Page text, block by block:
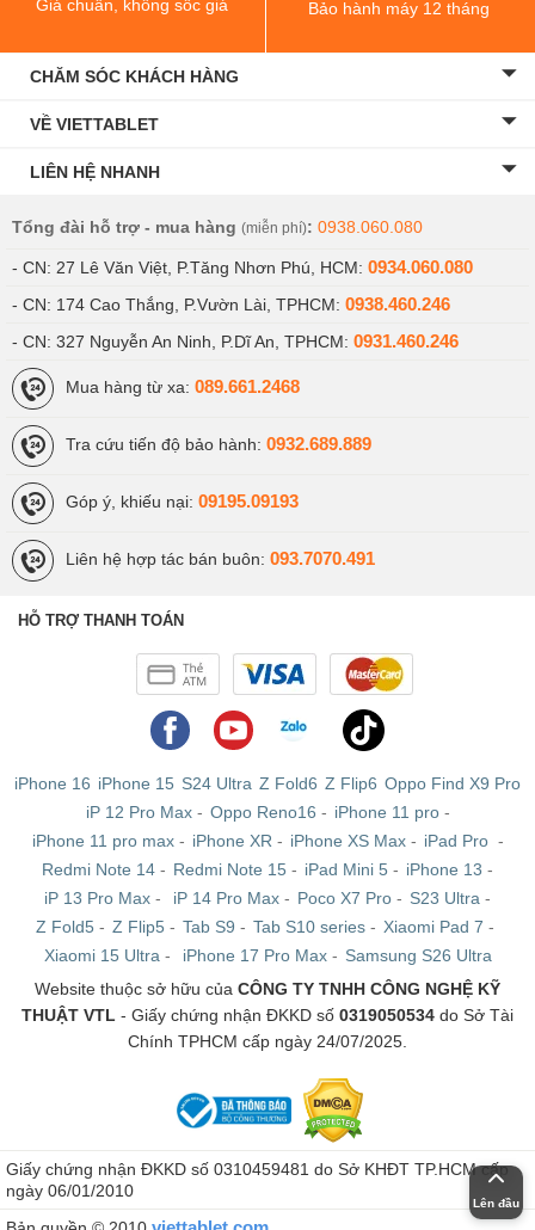
Giá chuẩn, không sốc giá Bảo hành máy 12 tháng
CHĂM SÓC KHÁCH HÀNG
VỀ VIETTABLET
LIÊN HỆ NHANH
Tổng đài hỗ trợ - mua hàng (miễn phí): 0938.060.080
- CN: 27 Lê Văn Việt, P.Tăng Nhơn Phú, HCM: 0934.060.080
- CN: 174 Cao Thắng, P.Vườn Lài, TPHCM: 0938.460.246
- CN: 327 Nguyễn An Ninh, P.Dĩ An, TPHCM: 0931.460.246
Mua hàng từ xa: 089.661.2468
Tra cứu tiến độ bảo hành: 0932.689.889
Góp ý, khiếu nại: 09195.09193
Liên hệ hợp tác bán buôn: 093.7070.491
HỖ TRỢ THANH TOÁN
iPhone 16 iPhone 15 S24 Ultra Z Fold6 Z Flip6 Oppo Find X9 Pro
iP 12 Pro Max- Oppo Reno16 - iPhone 11 pro-
iPhone 11 pro max- iPhone XR - iPhone XS Max- iPad Pro -
Redmi Note 14 - Redmi Note 15 - iPad Mini 5 - iPhone 13 -
iP 13 Pro Max - iP 14 Pro Max - Poco X7 Pro - S23 Ultra -
Z Fold5 - Z Flip5 - Tab S9 - Tab S10 series - Xiaomi Pad 7 -
Xiaomi 15 Ultra - iPhone 17 Pro Max- Samsung S26 Ultra
Website thuộc sở hữu của CÔNG TY TNHH CÔNG NGHỆ KỸ
THUẬT VTL - Giấy chứng nhận ĐKKD số 0319050534 do Sở Tài
Chính TPHCM cấp ngày 24/07/2025.
Giấy chứng nhận ĐKKD số 0310459481 do Sở KHĐT TP.HCM cấp
ngày 06/01/2010
Lên đầu